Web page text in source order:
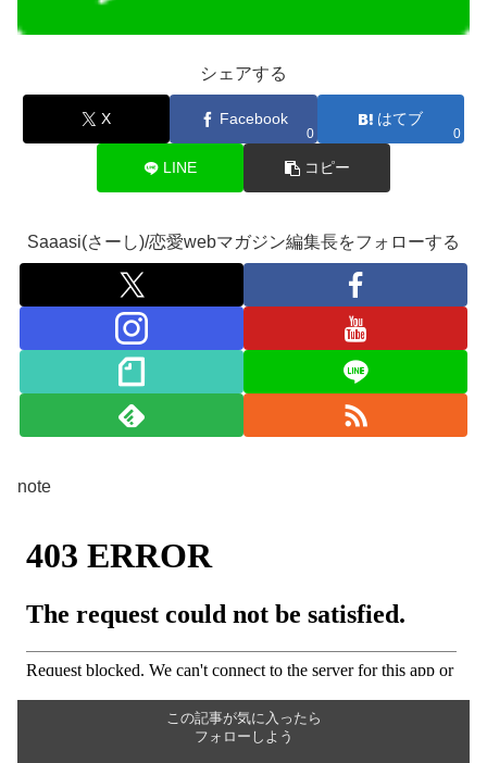
シェアする
X Facebook
0
はてブ
0
LINE コピー
Saaasi(さーし)/恋愛webマガジン編集長をフォローする
note
この記事が気に入ったら
フォローしよう